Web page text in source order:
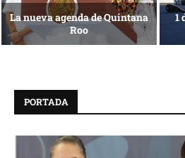
Reconocimiento de viajeros
PORTADA